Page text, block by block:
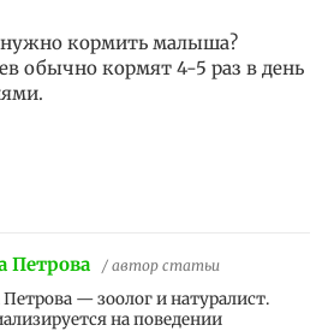
нужно кормить малыша?
обычно кормят 4-5 раз в день
Петрова / автор статьи
Петрова — зоолог и натуралист.
на поведении